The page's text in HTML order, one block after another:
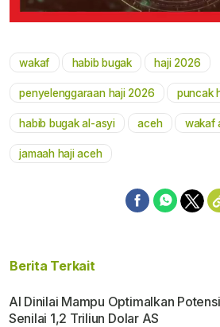
wakaf habib bugak haji 2026
penyelenggaraan haji 2026 puncak
habib bugak al-asyi aceh wakaf
jamaah haji aceh
Berita Terkait
AI Dinilai Mampu Optimalkan
Senilai 1,2 Triliun Dolar AS